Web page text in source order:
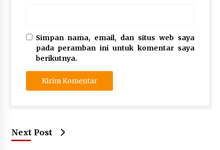
Simpan nama, email, dan situs web saya
pada peramban ini untuk komentar saya
berikutnya.
Next Post